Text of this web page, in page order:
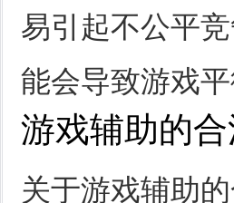
易引起不公平
能会导致游戏
游戏辅助的
关于游戏辅助